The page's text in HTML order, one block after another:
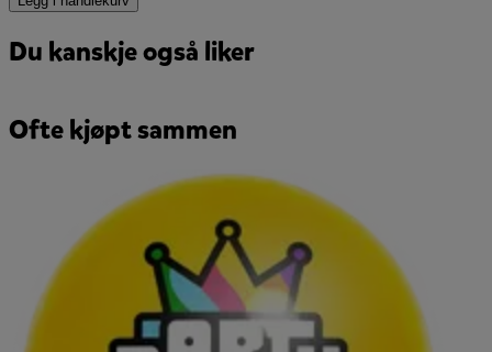
Du kanskje også liker
Ofte kjøpt sammen